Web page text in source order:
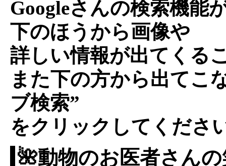
Googleさんの検索機能
下のほうから画像や
詳しい情報が出てくる
また下の方から出てこ
ブ検索”
をクリックしてくださ
🌺動物のお医者さん